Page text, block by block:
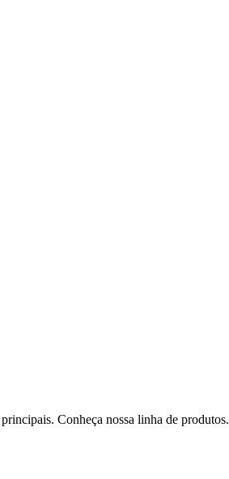
Conheça nossa linha de produtos.